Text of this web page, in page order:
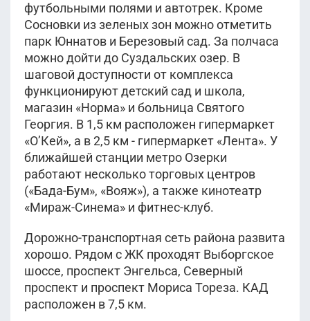
футбольными полями и автотрек. Кроме
Сосновки из зеленых зон можно отметить
парк Юннатов и Березовый сад. За полчаса
можно дойти до Суздальских озер. В
шаговой доступности от комплекса
функционируют детский сад и школа,
магазин «Норма» и больница Святого
Георгия. В 1,5 км расположен гипермаркет
«О’Кей», а в 2,5 км - гипермаркет «Лента». У
ближайшей станции метро Озерки
работают несколько торговых центров
(«Бада-Бум», «Вояж»), а также кинотеатр
«Мираж-Синема» и фитнес-клуб.
Дорожно-транспортная сеть района развита
хорошо. Рядом с ЖК проходят Выборгское
шоссе, проспект Энгельса, Северный
проспект и проспект Мориса Тореза. КАД
расположен в 7,5 км.